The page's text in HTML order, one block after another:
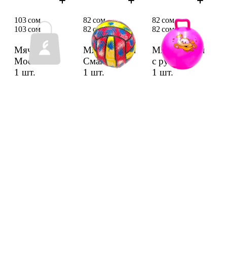
Мяч детск
Moon Ball
1 шт.
103 сом
103 сом
Мяч детский
Смайлик
1 шт.
82 сом
82 сом
Мяч детский
с ручкой
1 шт.
82 сом
82 сом